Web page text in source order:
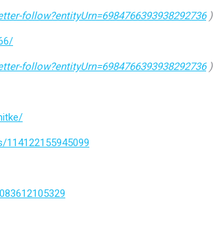
follow?entityUrn=6984766393938292736)
follow?entityUrn=6984766393938292736)